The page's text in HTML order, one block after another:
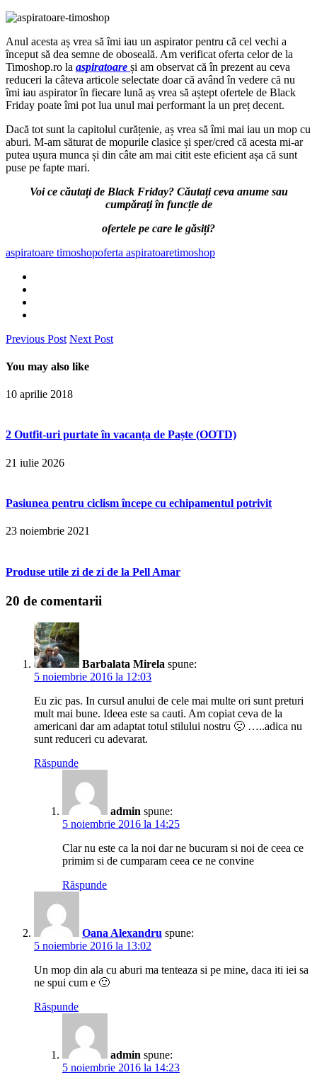
Anul acesta aș vrea să îmi iau un aspirator pentru că cel vechi a
început să dea semne de oboseală. Am verificat oferta celor de la
Timoshop.ro la aspiratoare și am observat că în prezent au ceva
reduceri la câteva articole selectate doar că având în vedere că nu
îmi iau aspirator în fiecare lună aș vrea să aștept ofertele de Black
Friday poate îmi pot lua unul mai performant la un preț decent.
Dacă tot sunt la capitolul curățenie, aș vrea să îmi mai iau un mop cu
aburi. M-am săturat de mopurile clasice și sper/cred că acesta mi-ar
putea ușura munca și din câte am mai citit este eficient așa că sunt
puse pe fapte mari.
Voi ce căutați de Black Friday? Căutați ceva anume sau
cumpărați în funcție de
ofertele pe care le găsiți?
aspiratoare timoshopoferta aspiratoaretimoshop
Previous Post Next Post
You may also like
10 aprilie 2018
2 Outfit-uri purtate în vacanța de Paște (OOTD)
21 iulie 2026
Pasiunea pentru ciclism începe cu echipamentul potrivit
23 noiembrie 2021
Produse utile zi de zi de la Pell Amar
20 de comentarii
Barbalata Mirela spune:
5 noiembrie 2016 la 12:03
Eu zic pas. In cursul anului de cele mai multe ori sunt preturi
mult mai bune. Ideea este sa cauti. Am copiat ceva de la
americani dar am adaptat totul stilului nostru 🙁 …..adica nu
sunt reduceri cu adevarat.
Răspunde
admin spune:
5 noiembrie 2016 la 14:25
Clar nu este ca la noi dar ne bucuram si noi de ceea ce
primim si de cumparam ceea ce ne convine
Răspunde
Oana Alexandru spune:
5 noiembrie 2016 la 13:02
Un mop din ala cu aburi ma tenteaza si pe mine, daca iti iei sa
ne spui cum e 🙂
Răspunde
admin spune:
5 noiembrie 2016 la 14:23